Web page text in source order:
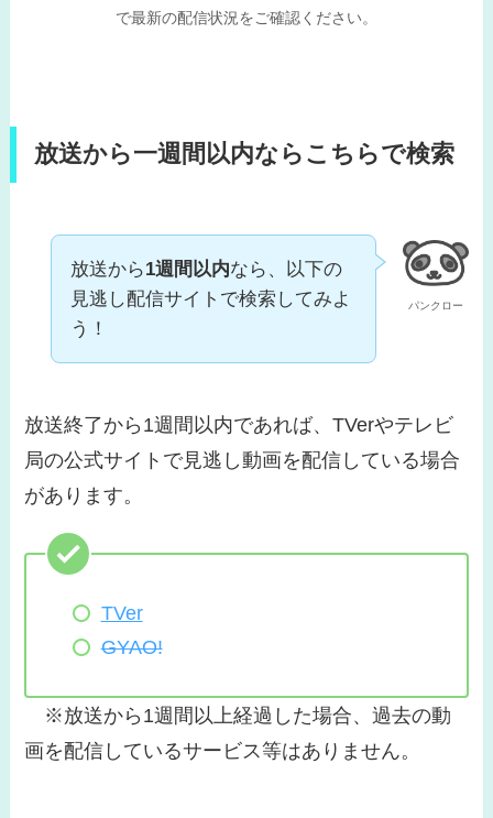
で最新の配信状況をご確認ください。
放送から一週間以内ならこちらで検索
パンクロー
放送から1週間以内なら、以下の
見逃し配信サイトで検索してみよ
う！
放送終了から1週間以内であれば、TVerやテレビ
局の公式サイトで見逃し動画を配信している場合
があります。
TVer
GYAO!
※放送から1週間以上経過した場合、過去の動
画を配信しているサービス等はありません。